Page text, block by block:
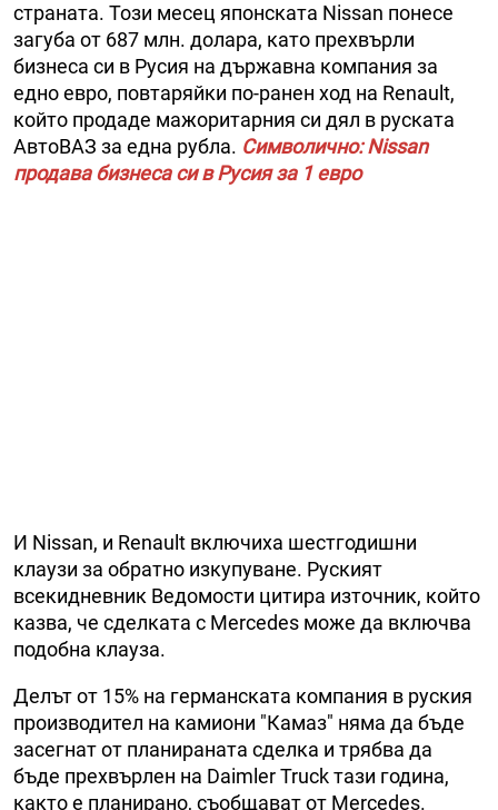
страната. Този месец японската Nissan понесе
загуба от 687 млн. долара, като прехвърли
бизнеса си в Русия на държавна компания за
едно евро, повтаряйки по-ранен ход на Renault,
който продаде мажоритарния си дял в руската
АвтоВАЗ за една рубла. Символично: Nissan
продава бизнеса си в Русия за 1 евро
И Nissan, и Renault включиха шестгодишни
клаузи за обратно изкупуване. Руският
всекидневник Ведомости цитира източник, който
казва, че сделката с Mercedes може да включва
подобна клауза.
Делът от 15% на германската компания в руския
производител на камиони "Камаз" няма да бъде
засегнат от планираната сделка и трябва да
бъде прехвърлен на Daimler Truck тази година,
както е планирано, съобщават от Mercedes.